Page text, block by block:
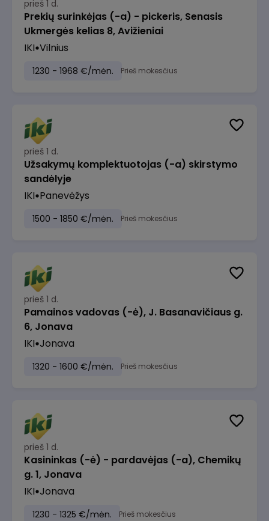
prieš 1 d.
Prekių surinkėjas (-a) - pickeris, Senasis
Ukmergės kelias 8, Avižieniai
IKI Vilnius
1230 - 1968 €/mėn. Prieš mokesčius
prieš 1 d.
Užsakymų komplektuotojas (-a) skirstymo
sandėlyje
IKI Panevėžys
1500 - 1850 €/mėn. Prieš mokesčius
prieš 1 d.
Pamainos vadovas (-ė), J. Basanavičiaus g.
6, Jonava
IKI Jonava
1320 - 1600 €/mėn. Prieš mokesčius
prieš 1 d.
Kasininkas (-ė) - pardavėjas (-a), Chemikų
g. 1, Jonava
IKI Jonava
1230 - 1325 €/mėn. Prieš mokesčius